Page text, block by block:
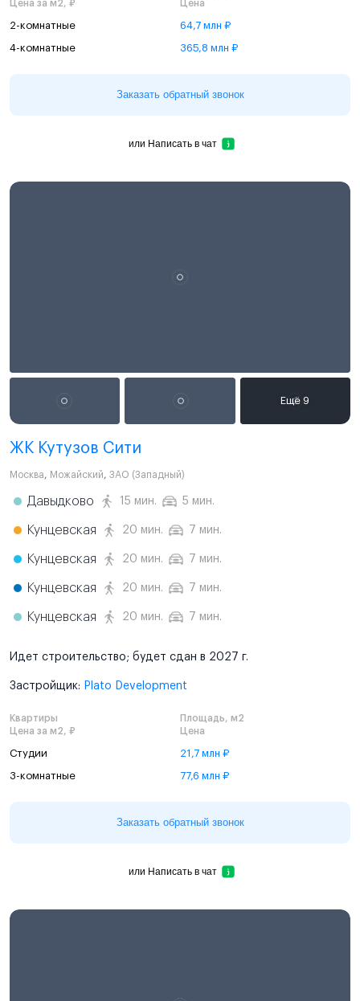
Цена за м2, ₽
Цена
2-комнатные 64,7 млн ₽
4-комнатные 365,8 млн ₽
Заказать обратный звонок
или Написать в чат
ЖК Кутузов Сити
Москва, Можайский, ЗАО (Западный)
Давыдково 15 мин. 5 мин.
Кунцевская 20 мин. 7 мин.
Кунцевская 20 мин. 7 мин.
Кунцевская 20 мин. 7 мин.
Кунцевская 20 мин. 7 мин.
Идет строительство; будет сдан в 2027 г.
Застройщик: Plato Development
Квартиры
Площадь, м2
Цена за м2, ₽
Цена
Студии 21,7 млн ₽
3-комнатные 77,6 млн ₽
Заказать обратный звонок
или Написать в чат